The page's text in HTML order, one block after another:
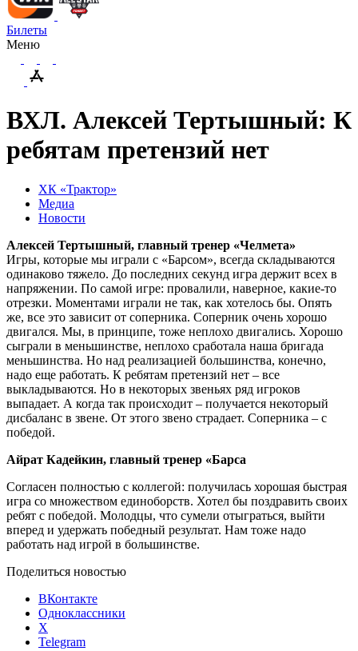
Билеты
Меню
ВХЛ. Алексей Тертышный: К
ребятам претензий нет
ХК «Трактор»
Медиа
Новости
Алексей Тертышный, главный тренер «Челмета»
Игры, которые мы играли с «Барсом», всегда складываются
одинаково тяжело. До последних секунд игра держит всех в
напряжении. По самой игре: провалили, наверное, какие-то
отрезки. Моментами играли не так, как хотелось бы. Опять
же, все это зависит от соперника. Соперник очень хорошо
двигался. Мы, в принципе, тоже неплохо двигались. Хорошо
сыграли в меньшинстве, неплохо сработала наша бригада
меньшинства. Но над реализацией большинства, конечно,
надо еще работать. К ребятам претензий нет – все
выкладываются. Но в некоторых звеньях ряд игроков
выпадает. А когда так происходит – получается некоторый
дисбаланс в звене. От этого звено страдает. Соперника – с
победой.
Айрат Кадейкин, главный тренер «Барса
Согласен полностью с коллегой: получилась хорошая быстрая
игра со множеством единоборств. Хотел бы поздравить своих
ребят с победой. Молодцы, что сумели отыграться, выйти
вперед и удержать победный результат. Нам тоже надо
работать над игрой в большинстве.
Поделиться новостью
ВКонтакте
Одноклассники
X
Telegram